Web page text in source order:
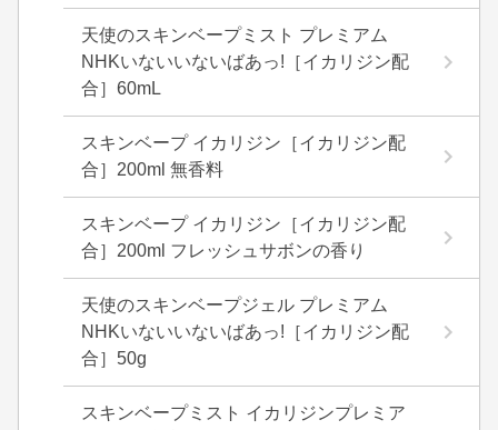
天使のスキンベープミスト プレミアム
NHKいないいないばあっ!［イカリジン配
合］60mL
スキンベープ イカリジン［イカリジン配
合］200ml 無香料
スキンベープ イカリジン［イカリジン配
合］200ml フレッシュサボンの香り
天使のスキンベープジェル プレミアム
NHKいないいないばあっ!［イカリジン配
合］50g
スキンベープミスト イカリジンプレミア